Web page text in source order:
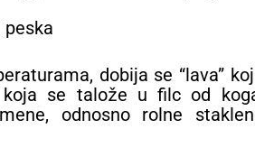
dobija se “lava”
se talože u filc od
odnosno rolne